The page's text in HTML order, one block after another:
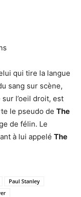
qui tire la langue
sang sur scène,
sur l’oeil droit, est
le pseudo de The
de félin. Le
à lui appelé The
Paul Stanley